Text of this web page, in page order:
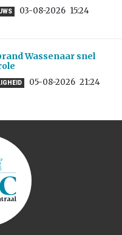
03-08-2026 15:24
Wassenaar snel
05-08-2026 21:24